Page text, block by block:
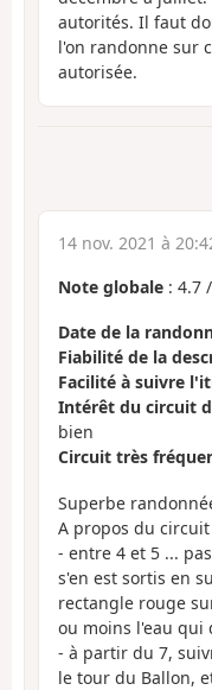
autorités. Il faut
l'on randonne sur
autorisée.
14 nov. 2021 à
Note globale : 4.7 /
Date de la
Fiabilité de la
Facilité à suivre
Intérêt du circuit
bien
Circuit très
Superbe
A propos du
- entre 4 et 5 ...
s'en est sortis en
rectangle rouge
ou moins l'eau qui
- à partir du 7,
le tour du Ballon,